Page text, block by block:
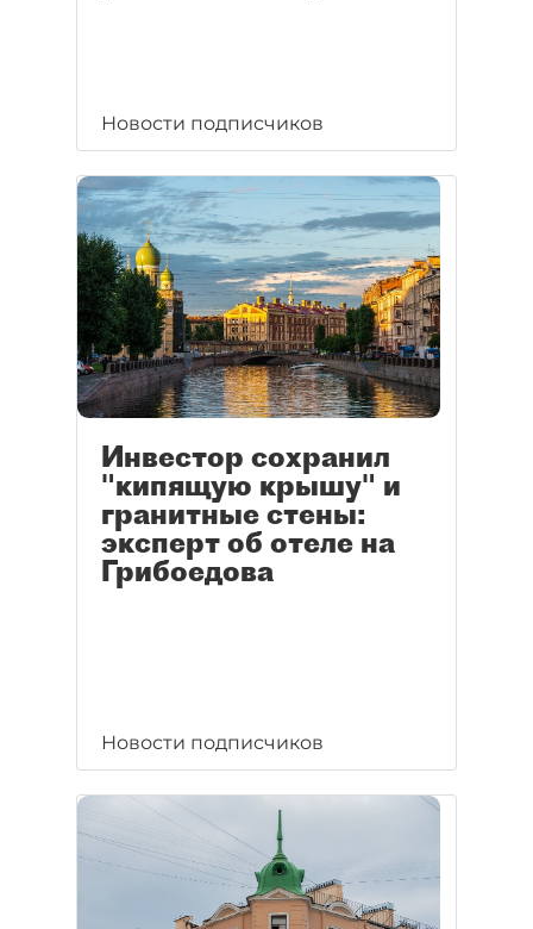
Новости подписчиков
Инвестор сохранил
"кипящую крышу" и
гранитные стены:
эксперт об отеле на
Грибоедова
Новости подписчиков